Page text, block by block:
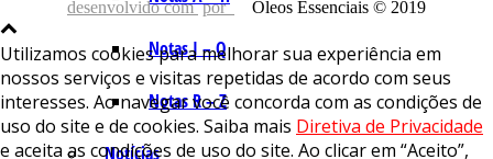
Notas I – Q
Notas R – Z
Notícias
desenvolvido com por Óleos Essenciais © 2019
Utilizamos cookies para melhorar sua experiência em
nossos serviços e visitas repetidas de acordo com seus
interesses. Ao navegar você concorda com as condições de
uso do site e de cookies. Saiba mais Diretiva de Privacidade
e aceita as condições de uso do site. Ao clicar em “Aceito”,